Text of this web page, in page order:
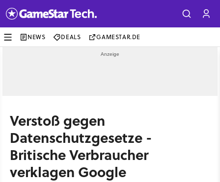
NEWS DEALS GAMESTAR.DE
Verstoß gegen
Datenschutzgesetze -
Britische Verbraucher
verklagen Google